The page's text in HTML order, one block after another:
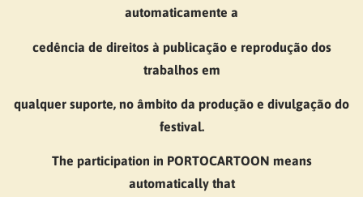
automaticamente a
cedência de direitos à publicação e reprodução dos
trabalhos em
qualquer suporte, no âmbito da produção e divulgação do
festival.
The participation in PORTOCARTOON means
automatically that